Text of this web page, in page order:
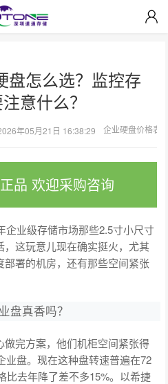
盘怎么选？监控存
意什么？
年05月21日 16:38:29 企业硬盘价格表
品 欢迎采购咨询
企业级存储市场那些2.5寸小尺寸
这玩意儿现在确实挺火，尤其
署的机房，还有那些空间紧张
盘真香吗？
做完方案，他们机柜空间紧张得
业盘。现在这种盘转速普遍在72
比去年降了差不多15%。以希捷